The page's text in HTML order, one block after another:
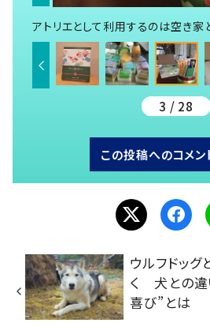
アトリエとして利用するのは空き家
3 / 28
この投稿へのコメン
ウルフドッ
く 犬との違
喜び”とは